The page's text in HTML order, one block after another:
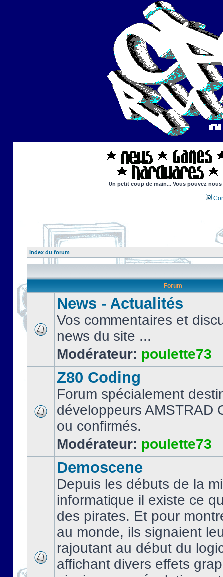
Un petit coup de main... Vous pouvez
Index du forum
Forum
News - Actualités
Vos commentaires et
news du site ...
Modérateur: poulette73
Z80 Coding
Forum spécialement
développeurs AMSTRAD
ou confirmés.
Modérateur: poulette73
Demoscene
Depuis les débuts de la
informatique il existe ce
des pirates. Et pour
au monde, ils signaient
rajoutant au début du
affichant divers effets